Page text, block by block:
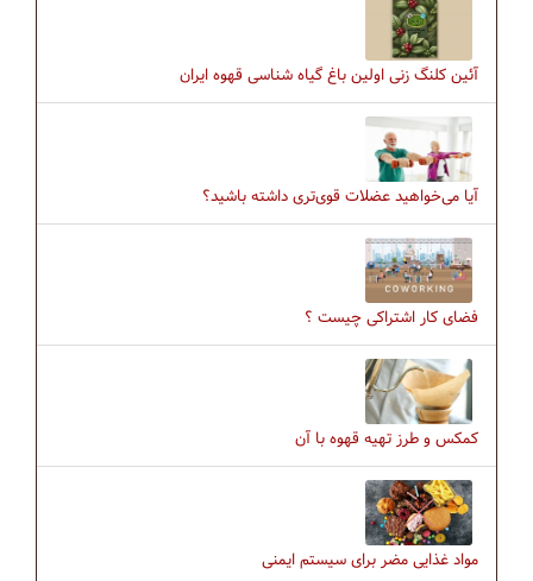
آئین کلنگ زنی اولین باغ گیاه شناسی قهوه ایران
آیا می‌خواهید عضلات قوی‌تری داشته باشید؟
فضای کار اشتراکی چیست ؟
کمکس و طرز تهیه قهوه با آن
مواد غذایی مضر برای سیستم ایمنی